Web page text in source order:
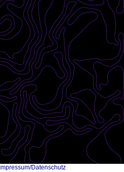
Impressum/Datenschutz